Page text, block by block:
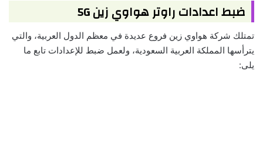
ضبط اعدادات راوتر هواوي زين 5G
تمتلك شركة هواوي زين فروع عديدة في معظم الدول العربية، والتي
يترأسها المملكة العربية السعودية، ولعمل ضبط للإعدادات تابع ما
يلى: